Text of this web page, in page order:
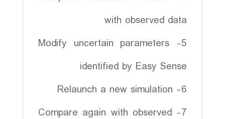
with observed data
5- Modify uncertain parameters
identified by Easy Sense
6- Relaunch a new simulation
7- Compare again with observed